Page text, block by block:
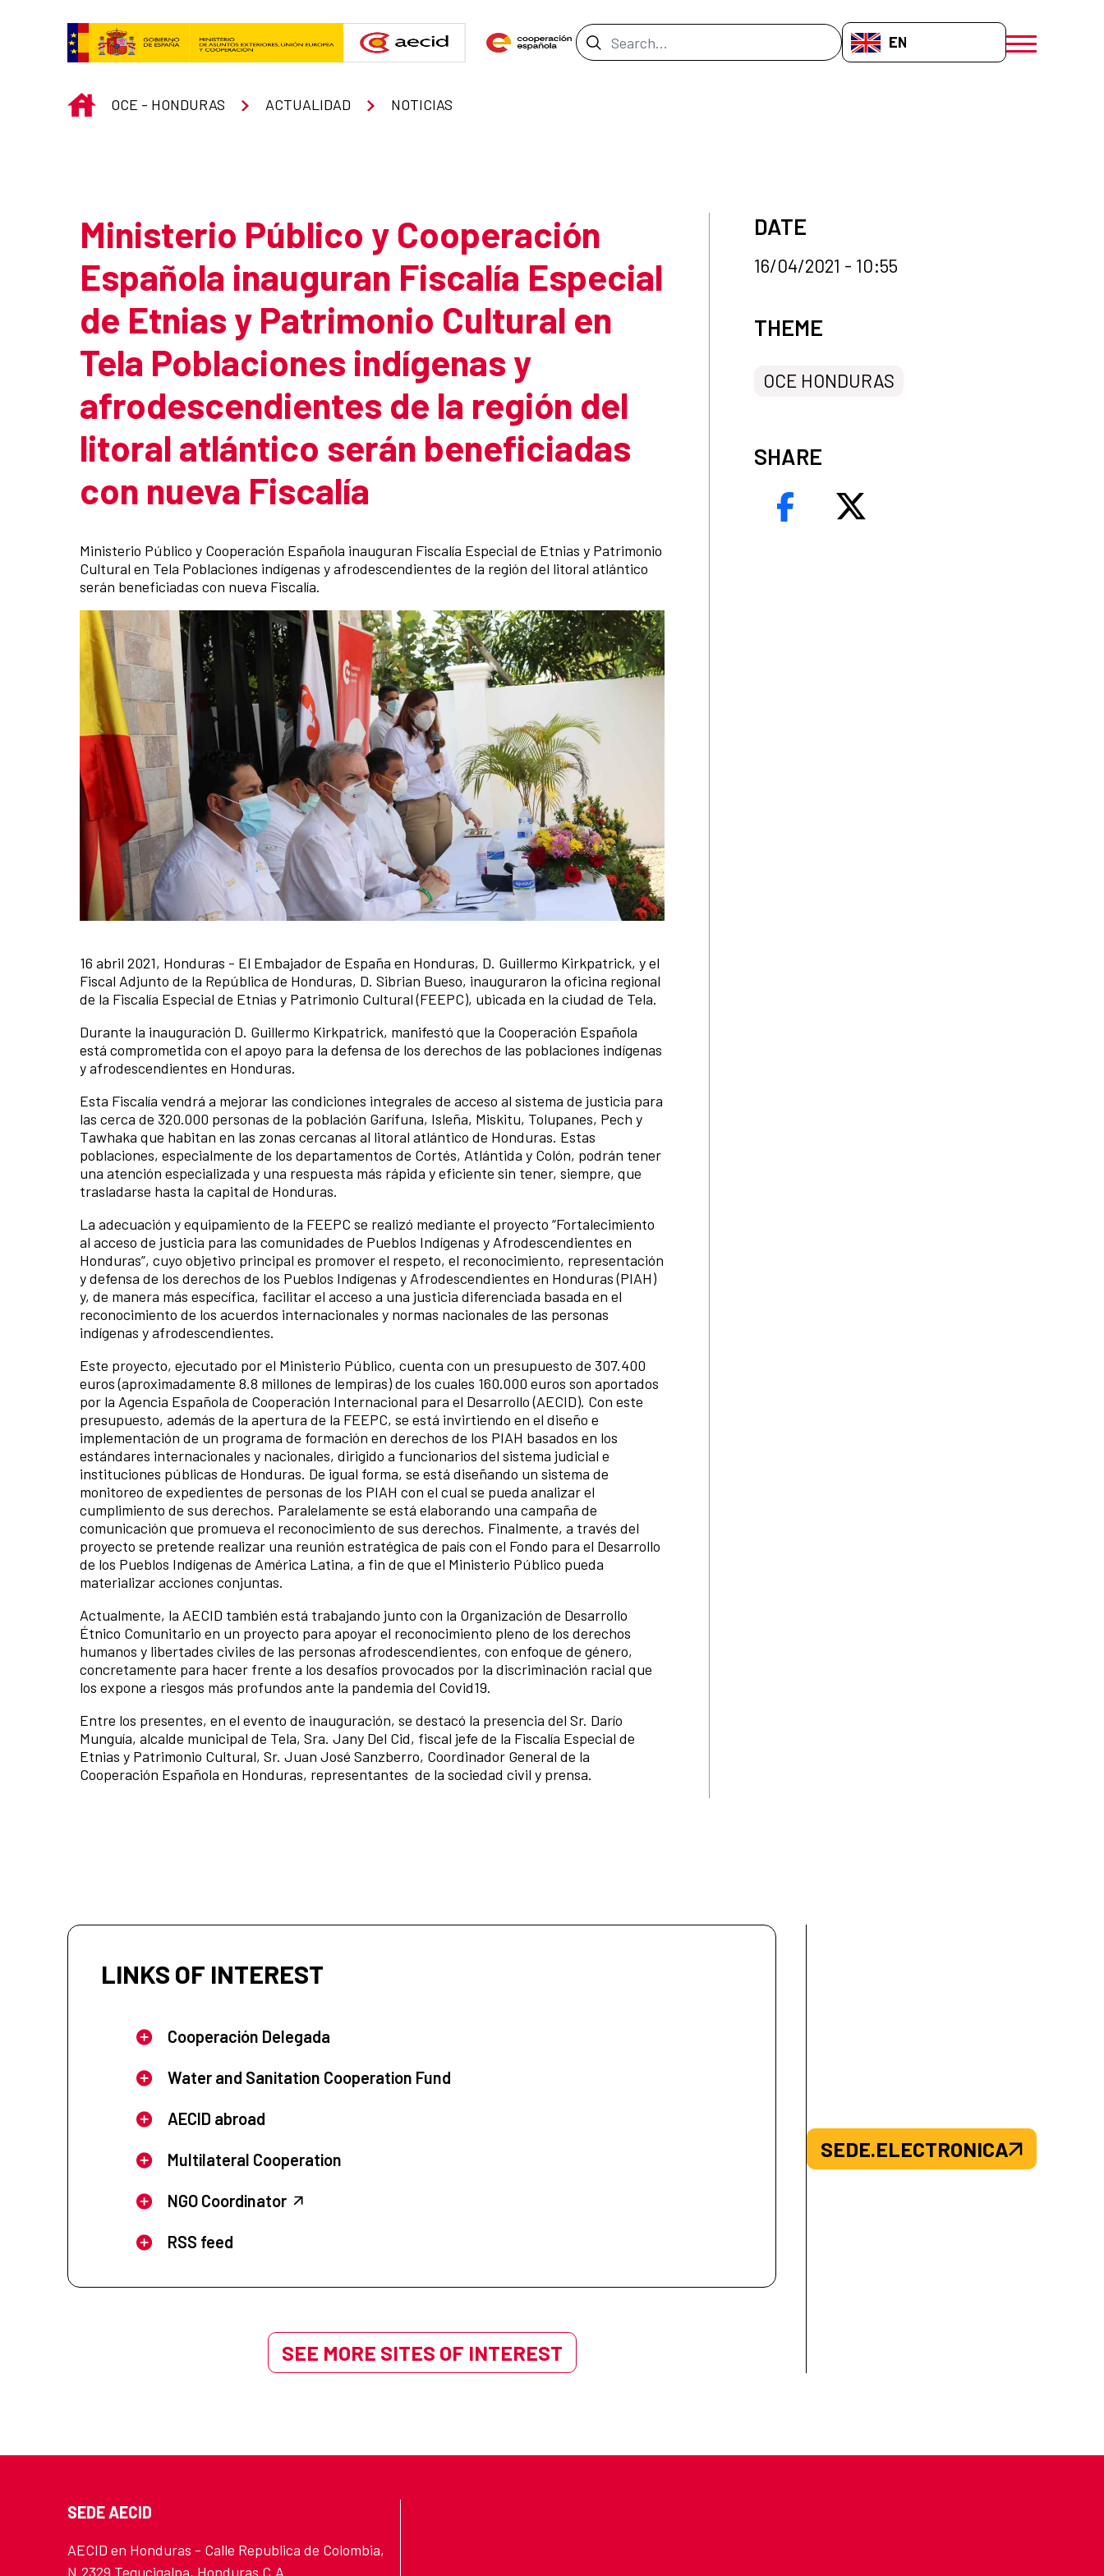
Search Bar EN-GB
menú móvil
INICIO
OCE - HONDURAS ACTUALIDAD NOTICIAS
Ministerio Público y Cooperación
Española inauguran Fiscalía Especial
de Etnias y Patrimonio Cultural en
Tela Poblaciones indígenas y
afrodescendientes de la región del
litoral atlántico serán beneficiadas
con nueva Fiscalía
Ministerio Público y Cooperación Española inauguran Fiscalía Especial de Etnias y Patrimonio
Cultural en Tela Poblaciones indígenas y afrodescendientes de la región del litoral atlántico
serán beneficiadas con nueva Fiscalía.
News content
16 abril 2021, Honduras - El Embajador de España en Honduras, D. Guillermo Kirkpatrick, y el
Fiscal Adjunto de la República de Honduras, D. Sibrian Bueso, inauguraron la oficina regional
de la Fiscalía Especial de Etnias y Patrimonio Cultural (FEEPC), ubicada en la ciudad de Tela.
Durante la inauguración D. Guillermo Kirkpatrick, manifestó que la Cooperación Española
está comprometida con el apoyo para la defensa de los derechos de las poblaciones indígenas
y afrodescendientes en Honduras.
Esta Fiscalía vendrá a mejorar las condiciones integrales de acceso al sistema de justicia para
las cerca de 320.000 personas de la población Garífuna, Isleña, Miskitu, Tolupanes, Pech y
Tawhaka que habitan en las zonas cercanas al litoral atlántico de Honduras. Estas
poblaciones, especialmente de los departamentos de Cortés, Atlántida y Colón, podrán tener
una atención especializada y una respuesta más rápida y eficiente sin tener, siempre, que
trasladarse hasta la capital de Honduras.
La adecuación y equipamiento de la FEEPC se realizó mediante el proyecto “Fortalecimiento
al acceso de justicia para las comunidades de Pueblos Indígenas y Afrodescendientes en
Honduras”, cuyo objetivo principal es promover el respeto, el reconocimiento, representación
y defensa de los derechos de los Pueblos Indígenas y Afrodescendientes en Honduras (PIAH)
y, de manera más específica, facilitar el acceso a una justicia diferenciada basada en el
reconocimiento de los acuerdos internacionales y normas nacionales de las personas
indígenas y afrodescendientes.
Este proyecto, ejecutado por el Ministerio Público, cuenta con un presupuesto de 307.400
euros (aproximadamente 8.8 millones de lempiras) de los cuales 160.000 euros son aportados
por la Agencia Española de Cooperación Internacional para el Desarrollo (AECID). Con este
presupuesto, además de la apertura de la FEEPC, se está invirtiendo en el diseño e
implementación de un programa de formación en derechos de los PIAH basados en los
estándares internacionales y nacionales, dirigido a funcionarios del sistema judicial e
instituciones públicas de Honduras. De igual forma, se está diseñando un sistema de
monitoreo de expedientes de personas de los PIAH con el cual se pueda analizar el
cumplimiento de sus derechos. Paralelamente se está elaborando una campaña de
comunicación que promueva el reconocimiento de sus derechos. Finalmente, a través del
proyecto se pretende realizar una reunión estratégica de país con el Fondo para el Desarrollo
de los Pueblos Indígenas de América Latina, a fin de que el Ministerio Público pueda
materializar acciones conjuntas.
Actualmente, la AECID también está trabajando junto con la Organización de Desarrollo
Étnico Comunitario en un proyecto para apoyar el reconocimiento pleno de los derechos
humanos y libertades civiles de las personas afrodescendientes, con enfoque de género,
concretamente para hacer frente a los desafíos provocados por la discriminación racial que
los expone a riesgos más profundos ante la pandemia del Covid19.
Entre los presentes, en el evento de inauguración, se destacó la presencia del Sr. Darío
Munguía, alcalde municipal de Tela, Sra. Jany Del Cid, fiscal jefe de la Fiscalía Especial de
Etnias y Patrimonio Cultural, Sr. Juan José Sanzberro, Coordinador General de la
Cooperación Española en Honduras, representantes de la sociedad civil y prensa.
DATE
16/04/2021 - 10:55
News categories
THEME
OCE HONDURAS
SHARE
LINKS OF INTEREST
Cooperación Delegada
Water and Sanitation Cooperation Fund
AECID abroad
Multilateral Cooperation
NGO Coordinator
RSS feed
SEE MORE SITES OF INTEREST
SEDE.ELECTRONICA
SEDE AECID
AECID en Honduras - Calle Republica de Colombia,
N.2329 Tegucigalpa, Honduras C.A.